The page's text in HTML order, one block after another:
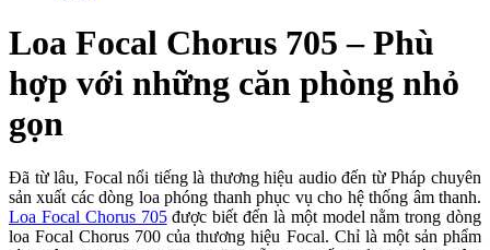
Loa Focal Chorus 705 – Phù
hợp với những căn phòng nhỏ
gọn
Đã từ lâu, Focal nổi tiếng là thương hiệu audio đến từ Pháp chuyên
sản xuất các dòng loa phóng thanh phục vụ cho hệ thống âm thanh.
Loa Focal Chorus 705được biết đến là một model nằm trong dòng
loa Focal Chorus 700 của thương hiệu Focal. Chỉ là một sản phẩm